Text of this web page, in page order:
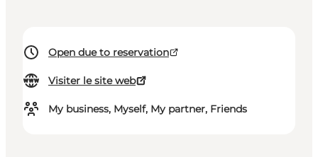
Open due to reservation
Visiter le site web
My business, Myself, My partner, Friends